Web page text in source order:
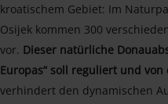
kroatischem Gebiet: Im
Osijek kommen 300
vor. Dieser natürliche
Europas“ soll reguliert und
verhindert den dynamischen